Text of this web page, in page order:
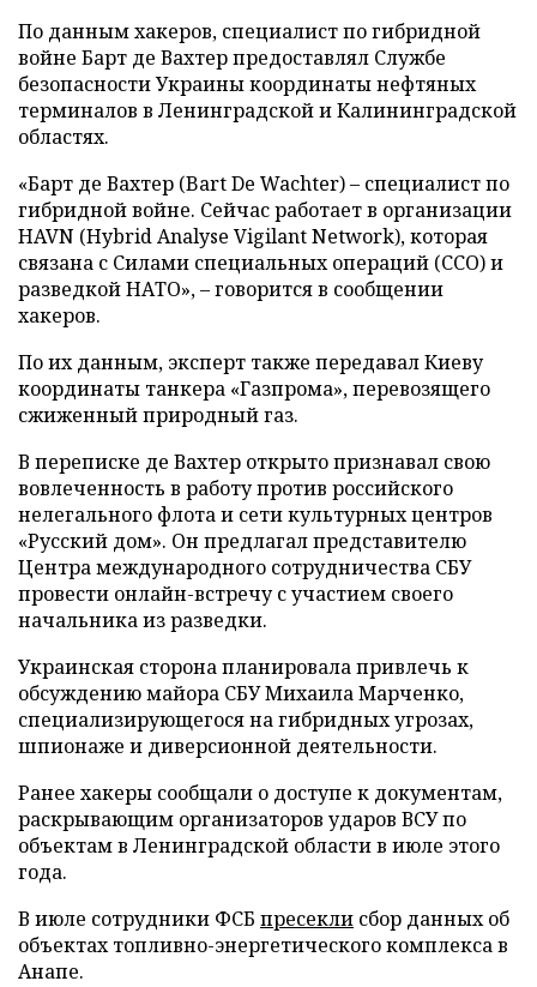
По данным хакеров, специалист по гибридной
войне Барт де Вахтер предоставлял Службе
безопасности Украины координаты нефтяных
терминалов в Ленинградской и Калининградской
областях.
«Барт де Вахтер (Bart De Wachter) – специалист по
гибридной войне. Сейчас работает в организации
HAVN (Hybrid Analyse Vigilant Network), которая
связана с Силами специальных операций (ССО) и
разведкой НАТО», – говорится в сообщении
хакеров.
По их данным, эксперт также передавал Киеву
координаты танкера «Газпрома», перевозящего
сжиженный природный газ.
В переписке де Вахтер открыто признавал свою
вовлеченность в работу против российского
нелегального флота и сети культурных центров
«Русский дом». Он предлагал представителю
Центра международного сотрудничества СБУ
провести онлайн-встречу с участием своего
начальника из разведки.
Украинская сторона планировала привлечь к
обсуждению майора СБУ Михаила Марченко,
специализирующегося на гибридных угрозах,
шпионаже и диверсионной деятельности.
Ранее хакеры сообщали о доступе к документам,
раскрывающим организаторов ударов ВСУ по
объектам в Ленинградской области в июле этого
года.
В июле сотрудники ФСБ пресекли сбор данных об
объектах топливно-энергетического комплекса в
Анапе.